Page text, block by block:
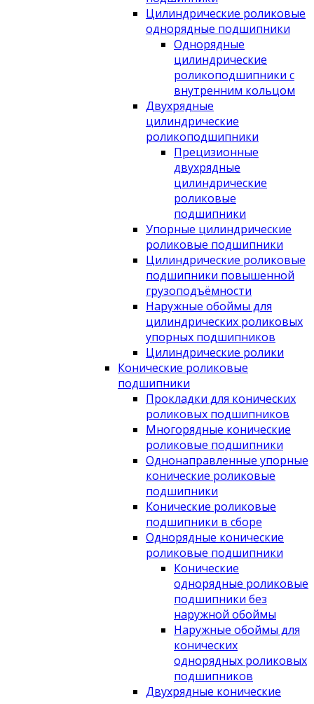
Цилиндрические роликовые
однорядные подшипники
Однорядные
цилиндрические
роликоподшипники с
внутренним кольцом
Двухрядные
цилиндрические
роликоподшипники
Прецизионные
двухрядные
цилиндрические
роликовые
подшипники
Упорные цилиндрические
роликовые подшипники
Цилиндрические роликовые
подшипники повышенной
грузоподъёмности
Наружные обоймы для
цилиндрических роликовых
упорных подшипников
Цилиндрические ролики
Конические роликовые
подшипники
Прокладки для конических
роликовых подшипников
Многорядные конические
роликовые подшипники
Однонаправленные упорные
конические роликовые
подшипники
Конические роликовые
подшипники в сборе
Однорядные конические
роликовые подшипники
Конические
однорядные роликовые
подшипники без
наружной обоймы
Наружные обоймы для
конических
однорядных роликовых
подшипников
Двухрядные конические